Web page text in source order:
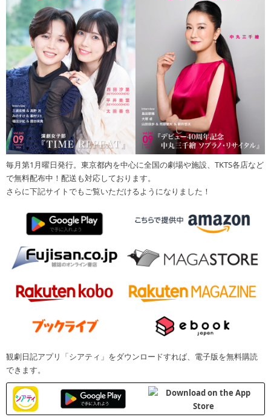
毎月第1月曜日発行。東京都内を中心に全国の劇場や施設、TKTS各店など
で無料配布中！配送も対応しております。
さらに下記サイトでもご覧いただけるようになりました！
観劇日記アプリ「シアティ」をダウンロードすれば、電子版を無料購読
できます。